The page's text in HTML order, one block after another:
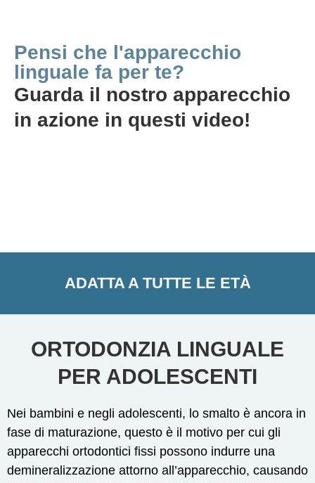
Pensi che l'apparecchio
linguale fa per te?
Guarda il nostro apparecchio
in azione in questi video!
ADATTA A TUTTE LE ETÀ
ORTODONZIA LINGUALE
PER ADOLESCENTI
Nei bambini e negli adolescenti, lo smalto è ancora in
fase di maturazione, questo è il motivo per cui gli
apparecchi ortodontici fissi possono indurre una
demineralizzazione attorno all’apparecchio, causando